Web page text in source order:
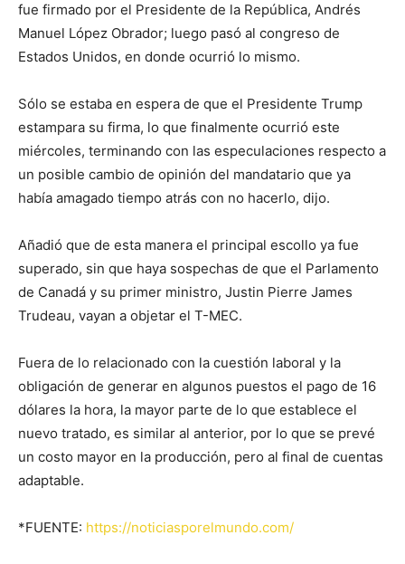
fue firmado por el Presidente de la República, Andrés
Manuel López Obrador; luego pasó al congreso de
Estados Unidos, en donde ocurrió lo mismo.
Sólo se estaba en espera de que el Presidente Trump
estampara su firma, lo que finalmente ocurrió este
miércoles, terminando con las especulaciones respecto a
un posible cambio de opinión del mandatario que ya
había amagado tiempo atrás con no hacerlo, dijo.
Añadió que de esta manera el principal escollo ya fue
superado, sin que haya sospechas de que el Parlamento
de Canadá y su primer ministro, Justin Pierre James
Trudeau, vayan a objetar el T-MEC.
Fuera de lo relacionado con la cuestión laboral y la
obligación de generar en algunos puestos el pago de 16
dólares la hora, la mayor parte de lo que establece el
nuevo tratado, es similar al anterior, por lo que se prevé
un costo mayor en la producción, pero al final de cuentas
adaptable.
*FUENTE: https://noticiasporelmundo.com/